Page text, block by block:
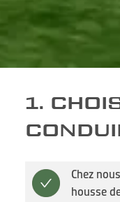
1.
Chez
housse